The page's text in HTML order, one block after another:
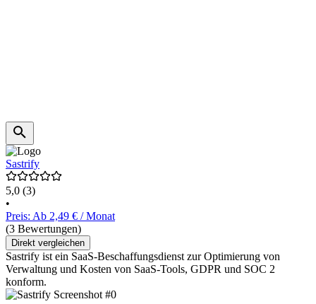
Sastrify
5,0 (3)
•
Preis: Ab 2,49 € / Monat
(3 Bewertungen)
Direkt vergleichen
Sastrify ist ein SaaS-Beschaffungsdienst zur Optimierung von
Verwaltung und Kosten von SaaS-Tools, GDPR und SOC 2
konform.